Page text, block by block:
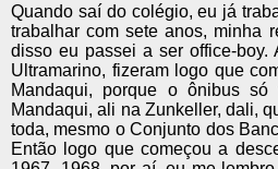
Quando saí do colégio, eu já
trabalhar com sete anos, minha
disso eu passei a ser office-
Ultramarino, fizeram logo que
Mandaqui, porque o ônibus
Mandaqui, ali na Zunkeller, dali,
toda, mesmo o Conjunto dos
Então logo que começou a